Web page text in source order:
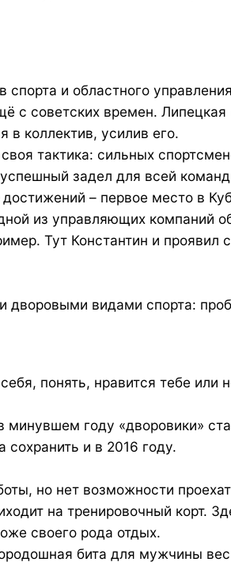
и областного
с советских времен.
в коллектив, усилив его.
тактика: сильных
задел для всей
– первое место в
из управляющих компаний
Тут Константин и проявил
дворовыми видами спорта:
понять, нравится тебе или
минувшем году «дворовики»
и в 2016 году.
но нет возможности
на тренировочный корт.
своего рода отдых.
бита для мужчины